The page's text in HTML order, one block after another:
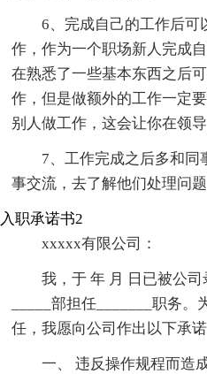
6、完成自己的工作后可
作，作为一个职场新人完成
在熟悉了一些基本东西之后
作，但是做额外的工作一定
别人做工作，这会让你在领
7、工作完成之后多和同
事交流，去了解他们处理问题
入职承诺书2
xxxxx有限公司：
我，于 年 月 日已被公
_____部担任_______职务
任，我愿向公司作出以下承诺
一、 违反操作规程而造